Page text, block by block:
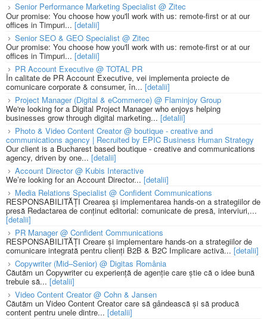
Senior Performance Marketing Specialist @ Zitec
Our promise: You choose how you'll work with us: remote-first or at our
offices in Timpuri... [detalii]
Senior SEO & GEO Specialist @ Zitec
Our promise: You choose how you'll work with us: remote-first or at our
offices in Timpuri... [detalii]
PR Account Executive @ TOTAL PR
În calitate de PR Account Executive, vei implementa proiecte de
comunicare corporate & consumer, în... [detalii]
Project Manager (Digital & eCommerce) @ Flaminjoy Group
We're looking for a Digital Project Manager who enjoys helping
businesses grow through digital marketing... [detalii]
Photo & Video Content Creator @ boutique - creative and
communications agency | Recruited by EPIC Business Human Strategy
Our client is a Bucharest based boutique - creative and communications
agency, driven by one... [detalii]
Account Director @ Kubis Interactive
We’re looking for an Account Director... [detalii]
Media Relations Specialist @ Confident Communications
RESPONSABILITĂȚI Crearea și implementarea hands-on a strategiilor de
presă Redactarea de conținut editorial: comunicate de presă, interviuri,...
[detalii]
PR Manager @ Confident Communications
RESPONSABILITĂȚI Creare și implementare hands-on a strategiilor de
comunicare integrată pentru clienți B2B & B2C Implicare activă... [detalii]
Copywriter (Mid–Senior) @ Digitas România
Căutăm un Copywriter cu experiență de agenție care știe că o idee bună
trebuie să... [detalii]
Video Content Creator @ Cohn & Jansen
Căutăm un Video Content Creator care să gândească și să producă
content pentru unele dintre... [detalii]